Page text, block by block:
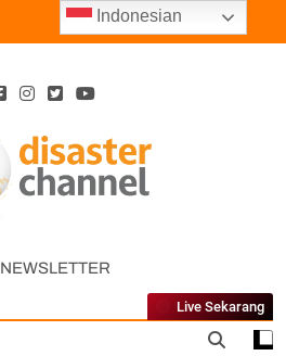
Disaster
Channel
NEWSLETTER
Live Sekarang
Indonesian